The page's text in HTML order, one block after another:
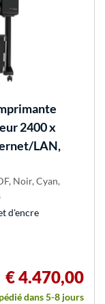
2400 x
LAN,
Noir, Cyan,
d'encre
€ 4.470,00
dans 5-8 jours